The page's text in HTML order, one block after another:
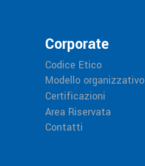
Corporate
Codice Etico
Modello organizzativo
Certificazioni
Area Riservata
Contatti